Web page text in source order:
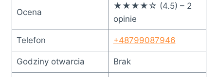
Ocena
★★★★☆ (4.5) – 2
opinie
Telefon +48799087946
Godziny otwarcia Brak